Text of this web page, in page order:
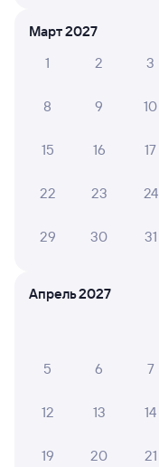
Март 2027
1
2 3
8 9 10
15 16 17
22 23 24
29 30 31
Апрель 2027
5 6 7
12 13 14
19 20 21